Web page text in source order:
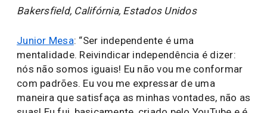
Bakersfield, Califórnia, Estados Unidos
Junior Mesa: “Ser independente é uma
mentalidade. Reivindicar independência é dizer:
nós não somos iguais! Eu não vou me conformar
com padrões. Eu vou me expressar de uma
maneira que satisfaça as minhas vontades, não as